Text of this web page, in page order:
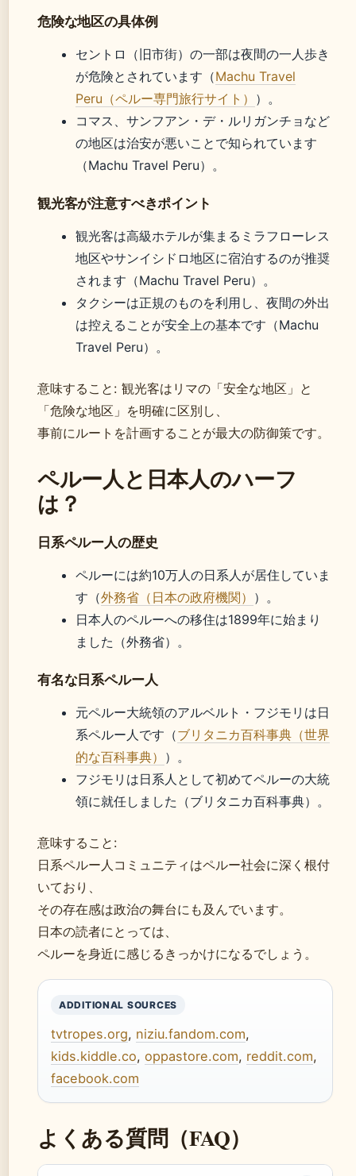
危険な地区の具体例
セントロ（旧市街）の一部は夜間の一人歩き
が危険とされています（Machu Travel
Peru（ペルー専門旅行サイト） ）。
コマス、サンフアン・デ・ルリガンチョなど
の地区は治安が悪いことで知られています
（Machu Travel Peru）。
観光客が注意すべきポイント
観光客は高級ホテルが集まるミラフローレス
地区やサンイシドロ地区に宿泊するのが推奨
されます（Machu Travel Peru）。
タクシーは正規のものを利用し、夜間の外出
は控えることが安全上の基本です（Machu
Travel Peru）。
意味すること: 観光客はリマの「安全な地区」と
「危険な地区」を明確に区別し、
事前にルートを計画することが最大の防御策です。
ペルー人と日本人のハーフ
は？
日系ペルー人の歴史
ペルーには約10万人の日系人が居住していま
す（外務省（日本の政府機関） ）。
日本人のペルーへの移住は1899年に始まり
ました（外務省）。
有名な日系ペルー人
元ペルー大統領のアルベルト・フジモリは日
系ペルー人です（ブリタニカ百科事典（世界
的な百科事典） ）。
フジモリは日系人として初めてペルーの大統
領に就任しました（ブリタニカ百科事典）。
意味すること:
日系ペルー人コミュニティはペルー社会に深く根付
いており、
その存在感は政治の舞台にも及んでいます。
日本の読者にとっては、
ペルーを身近に感じるきっかけになるでしょう。
ADDITIONAL SOURCES
tvtropes.org, niziu.fandom.com,
kids.kiddle.co, oppastore.com, reddit.com,
facebook.com
よくある質問（FAQ）